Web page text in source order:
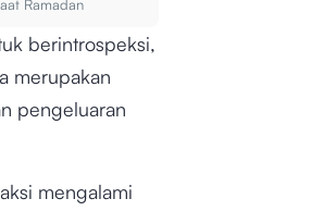
Ramadan
berintrospeksi,
merupakan
pengeluaran
mengalami